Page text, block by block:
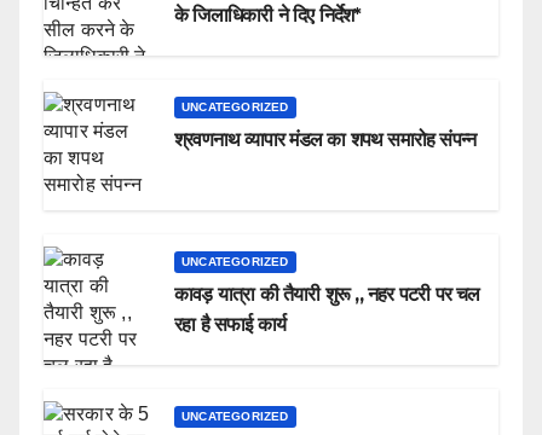
के जिलाधिकारी ने दिए निर्देश*
UNCATEGORIZED
श्रवणनाथ व्यापार मंडल का शपथ समारोह संपन्न
UNCATEGORIZED
कावड़ यात्रा की तैयारी शुरू ,, नहर पटरी पर चल
रहा है सफाई कार्य
UNCATEGORIZED